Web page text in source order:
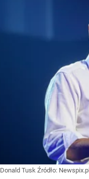
Donald Tusk Źródło: Newspix.pl